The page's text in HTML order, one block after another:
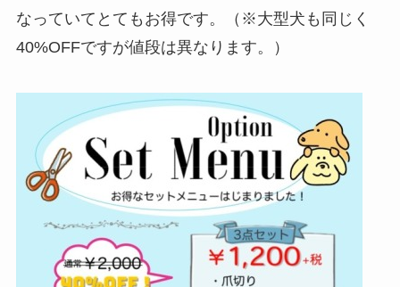
なっていてとてもお得です。（※大型犬も同じく
40%OFFですが値段は異なります。）